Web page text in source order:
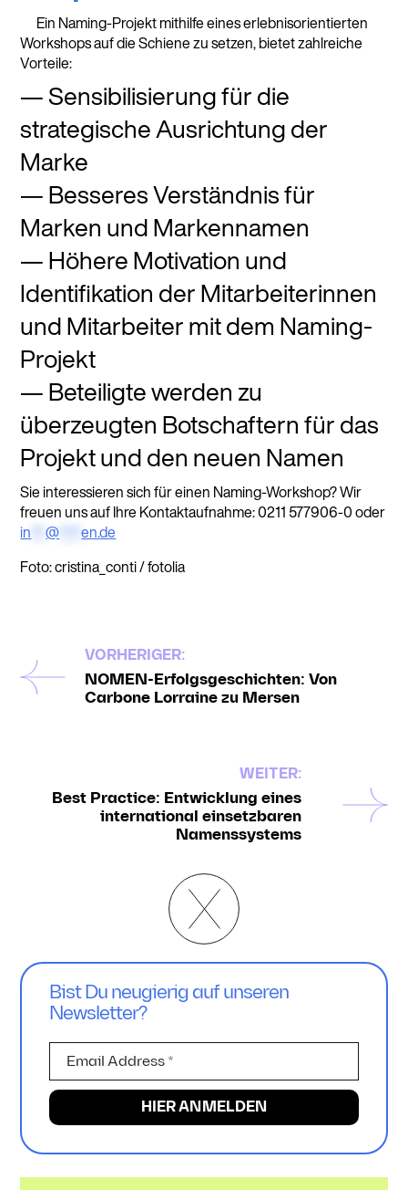
Ein Naming-Projekt mithilfe eines erlebnisorientierten
Workshops auf die Schiene zu setzen, bietet zahlreiche
Vorteile:
Sensibilisierung für die
strategische Ausrichtung der
Marke
Besseres Verständnis für
Marken und Markennamen
Höhere Motivation und
Identifikation der Mitarbeiterinnen
und Mitarbeiter mit dem Naming-
Projekt
Beteiligte werden zu
überzeugten Botschaftern für das
Projekt und den neuen Namen
Sie interessieren sich für einen Naming-Workshop? Wir
freuen uns auf Ihre Kontaktaufnahme: 0211 577906-0 oder
in **@ ***en.de
Foto: cristina_conti / fotolia
VORHERIGER:
NOMEN-Erfolgsgeschichten: Von
Carbone Lorraine zu Mersen
WEITER:
Best Practice: Entwicklung eines
international einsetzbaren
Namenssystems
Bist Du neugierig auf unseren
Newsletter?